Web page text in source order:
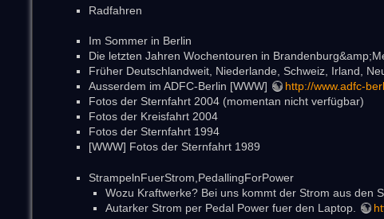
Radfahren
Im Sommer in Berlin
Die letzten Jahren Wochentouren in
Früher Deutschlandweit, Niederlande, Schweiz, Irland,
Ausserdem im ADFC-Berlin [WWW]
http://www.adfc-
Fotos der Sternfahrt 2004 (momentan nicht verfügbar)
Fotos der Kreisfahrt 2004
Fotos der Sternfahrt 1994
[WWW] Fotos der Sternfahrt 1989
StrampelnFuerStrom,PedallingForPower
Wozu Kraftwerke? Bei uns kommt der Strom aus den
Autarker Strom per Pedal Power fuer den Laptop.